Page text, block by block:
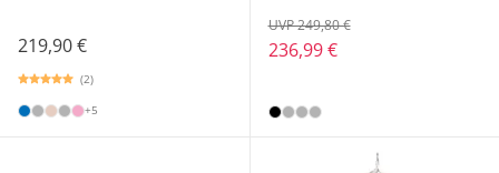
219,90 €
(2)
+5
236,99 €
UVP 249,80 €